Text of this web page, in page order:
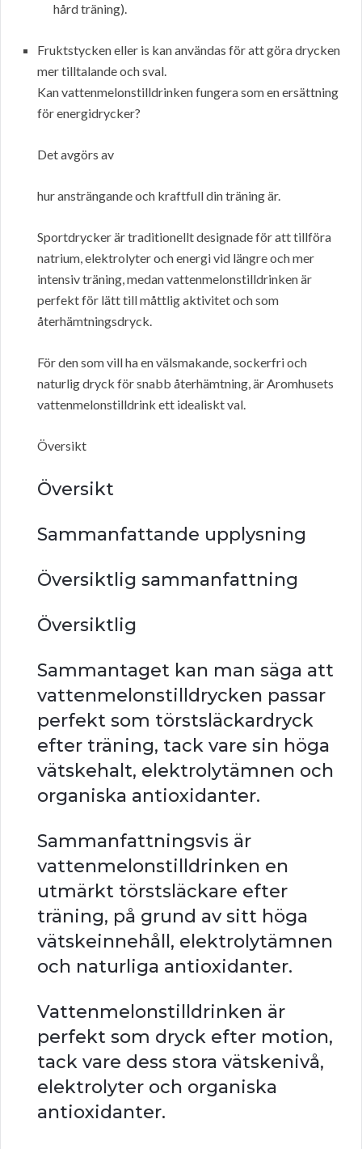
hård träning).
Fruktstycken eller is kan användas för att göra drycken
mer tilltalande och sval.
Kan vattenmelonstilldrinken fungera som en ersättning
för energidrycker?
Det avgörs av
hur ansträngande och kraftfull din träning är.
Sportdrycker är traditionellt designade för att tillföra
natrium, elektrolyter och energi vid längre och mer
intensiv träning, medan vattenmelonstilldrinken är
perfekt för lätt till måttlig aktivitet och som
återhämtningsdryck.
För den som vill ha en välsmakande, sockerfri och
naturlig dryck för snabb återhämtning, är Aromhusets
vattenmelonstilldrink ett idealiskt val.
Översikt
Översikt
Sammanfattande upplysning
Översiktlig sammanfattning
Översiktlig
Sammantaget kan man säga att
vattenmelonstilldrycken passar
perfekt som törstsläckardryck
efter träning, tack vare sin höga
vätskehalt, elektrolytämnen och
organiska antioxidanter.
Sammanfattningsvis är
vattenmelonstilldrinken en
utmärkt törstsläckare efter
träning, på grund av sitt höga
vätskeinnehåll, elektrolytämnen
och naturliga antioxidanter.
Vattenmelonstilldrinken är
perfekt som dryck efter motion,
tack vare dess stora vätskenivå,
elektrolyter och organiska
antioxidanter.